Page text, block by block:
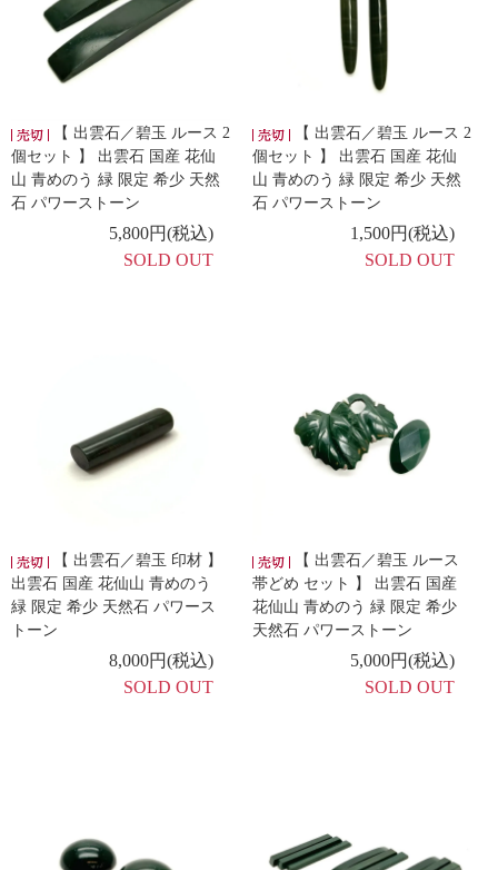
【 出雲石／碧玉 ルース 2
個セット 】 出雲石 国産 花仙
山 青めのう 緑 限定 希少 天然
石 パワーストーン
5,800円(税込)
SOLD OUT
【 出雲石／碧玉 ルース 2
個セット 】 出雲石 国産 花仙
山 青めのう 緑 限定 希少 天然
石 パワーストーン
1,500円(税込)
SOLD OUT
【 出雲石／碧玉 印材 】
出雲石 国産 花仙山 青めのう
緑 限定 希少 天然石 パワース
トーン
8,000円(税込)
SOLD OUT
【 出雲石／碧玉 ルース
帯どめ セット 】 出雲石 国産
花仙山 青めのう 緑 限定 希少
天然石 パワーストーン
5,000円(税込)
SOLD OUT